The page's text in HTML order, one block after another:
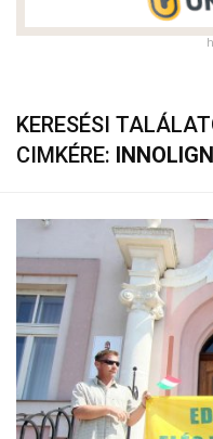
KERESÉSI
CIMKÉRE: